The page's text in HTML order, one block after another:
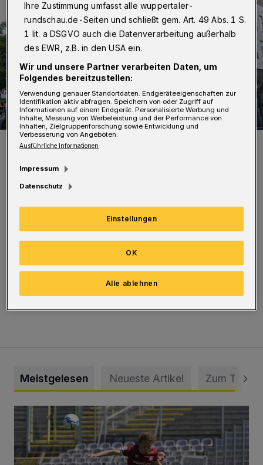
Noch gibt es eine „Runners Point“-Filiale in den City-Arkaden.
Eine offizielle Stellungnahme des
Unternehmens gibt es noch nicht. Der
Betriebsrat von „Runners Point“ hat bereits
einen Anwalt eingeschaltet. Zum RP-Artikel:
hier klicken!
Meistgelesen Neueste Artikel Zum Thema
WSV: Übertragung im Barmer Bahnhof und klare Ansage
Ihre Zustimmung umfasst alle wuppertaler-
rundschau.de-Seiten und schließt gem. Art. 49 Abs. 1 S.
1 lit. a DSGVO auch die Datenverarbeitung außerhalb
des EWR, z.B. in den USA ein.
Wir und unsere Partner verarbeiten Daten, um
Folgendes bereitzustellen:
Verwendung genauer Standortdaten. Endgeräteeigenschaften zur
Identifikation aktiv abfragen. Speichern von oder Zugriff auf
Informationen auf einem Endgerät. Personalisierte Werbung und
Inhalte, Messung von Werbeleistung und der Performance von
Inhalten, Zielgruppenforschung sowie Entwicklung und
Verbesserung von Angeboten.
Ausführliche Informationen
Impressum
Datenschutz
Einstellungen
Alle ablehnen
OK